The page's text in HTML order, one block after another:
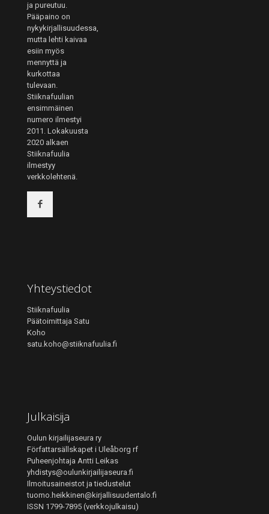
ja pureutuu.
Pääpaino on
nykykirjallisuudessa,
mutta lehti kaivaa
esiin myös
mennyttä ja
kurkottaa
tulevaan.
Stiiknafuulian
ensimmäinen
numero ilmestyi
2011. Lokakuusta
2020 alkaen
Stiiknafuulia
ilmestyy
verkkolehtenä.
Yhteystiedot
Stiiknafuulia
Päätoimittaja Satu
Koho
satu.koho@stiiknafuulia.fi
Julkaisija
Oulun kirjailijaseura ry
Författarsällskapet i Uleåborg rf
Puheenjohtaja Antti Leikas
yhdistys@oulunkirjailijaseura.fi
Ilmoitusaineistot ja tiedustelut
tuomo.heikkinen@kirjallisuudentalo.fi
ISSN 1799-7895 (verkkojulkaisu)